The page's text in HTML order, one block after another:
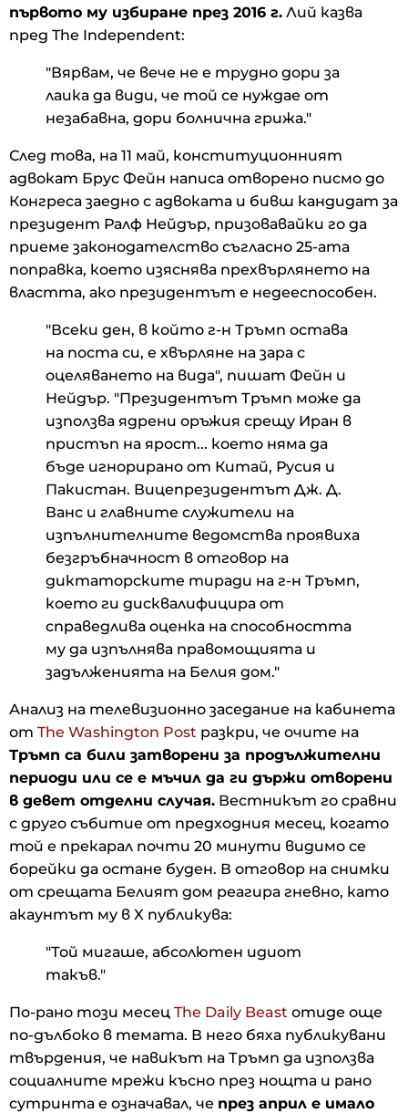
първото му избиране през 2016 г. Лий казва
пред The ​​Independent:
"Вярвам, че вече не е трудно дори за
лаика да види, че той се нуждае от
незабавна, дори болнична грижа."
След това, на 11 май, конституционният
адвокат Брус Фейн написа отворено писмо до
Конгреса заедно с адвоката и бивш кандидат за
президент Ралф Нейдър, призовавайки го да
приеме законодателство съгласно 25-ата
поправка, което изяснява прехвърлянето на
властта, ако президентът е недееспособен.
"Всеки ден, в който г-н Тръмп остава
на поста си, е хвърляне на зара с
оцеляването на вида", пишат Фейн и
Нейдър. "Президентът Тръмп може да
използва ядрени оръжия срещу Иран в
пристъп на ярост... което няма да
бъде игнорирано от Китай, Русия и
Пакистан. Вицепрезидентът Дж. Д.
Ванс и главните служители на
изпълнителните ведомства проявиха
безгръбначност в отговор на
диктаторските тиради на г-н Тръмп,
което ги дисквалифицира от
справедлива оценка на способността
му да изпълнява правомощията и
задълженията на Белия дом."
Анализ на телевизионно заседание на кабинета
от The Washington Post разкри, че очите на
Тръмп са били затворени за продължителни
периоди или се е мъчил да ги държи отворени
в девет отделни случая. Вестникът го сравни
с друго събитие от предходния месец, когато
той е прекарал почти 20 минути видимо се
борейки да остане буден. В отговор на снимки
от срещата Белият дом реагира гневно, като
акаунтът му в X публикува:
"Той мигаше, абсолютен идиот
такъв."
По-рано този месец The Daily Beast отиде още
по-дълбоко в темата. В него бяха публикувани
твърдения, че навикът на Тръмп да използва
социалните мрежи късно през нощта и рано
сутринта е означавал, че през април е имало